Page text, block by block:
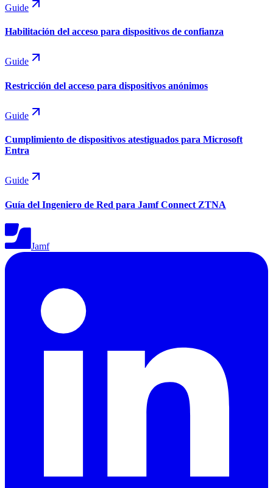
Guide
Habilitación del acceso para dispositivos de confianza
Guide
Restricción del acceso para dispositivos anónimos
Guide
Cumplimiento de dispositivos atestiguados para Microsoft
Entra
Guide
Guía del Ingeniero de Red para Jamf Connect ZTNA
Jamf